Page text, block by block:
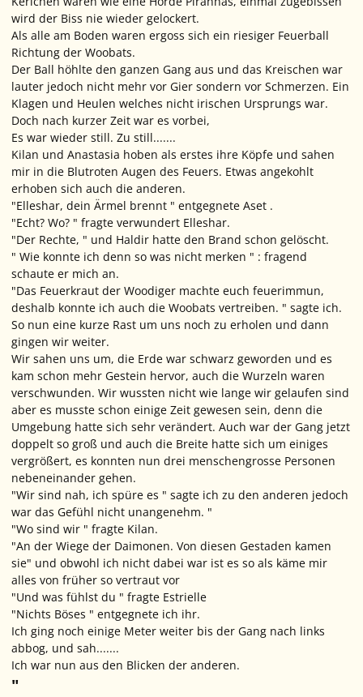
wird der Biss nie wieder gelockert.
Als alle am Boden waren ergoss sich ein riesiger Feuerball
Richtung der Woobats.
Der Ball höhlte den ganzen Gang aus und das Kreischen war
lauter jedoch nicht mehr vor Gier sondern vor Schmerzen. Ein
Klagen und Heulen welches nicht irischen Ursprungs war.
Doch nach kurzer Zeit war es vorbei,
Es war wieder still. Zu still.......
Kilan und Anastasia hoben als erstes ihre Köpfe und sahen
mir in die Blutroten Augen des Feuers. Etwas angekohlt
erhoben sich auch die anderen.
"Elleshar, dein Ärmel brennt " entgegnete Aset .
"Echt? Wo? " fragte verwundert Elleshar.
"Der Rechte, " und Haldir hatte den Brand schon gelöscht.
" Wie konnte ich denn so was nicht merken " : fragend
schaute er mich an.
"Das Feuerkraut der Woodiger machte euch feuerimmun,
deshalb konnte ich auch die Woobats vertreiben. " sagte ich.
So nun eine kurze Rast um uns noch zu erholen und dann
gingen wir weiter.
Wir sahen uns um, die Erde war schwarz geworden und es
kam schon mehr Gestein hervor, auch die Wurzeln waren
verschwunden. Wir wussten nicht wie lange wir gelaufen sind
aber es musste schon einige Zeit gewesen sein, denn die
Umgebung hatte sich sehr verändert. Auch war der Gang jetzt
doppelt so groß und auch die Breite hatte sich um einiges
vergrößert, es konnten nun drei menschengrosse Personen
nebeneinander gehen.
"Wir sind nah, ich spüre es " sagte ich zu den anderen jedoch
war das Gefühl nicht unangenehm. "
"Wo sind wir " fragte Kilan.
"An der Wiege der Daimonen. Von diesen Gestaden kamen
sie" und obwohl ich nicht dabei war ist es so als käme mir
alles von früher so vertraut vor
"Und was fühlst du " fragte Estrielle
"Nichts Böses " entgegnete ich ihr.
Ich ging noch einige Meter weiter bis der Gang nach links
abbog, und sah.......
Ich war nun aus den Blicken der anderen.
"